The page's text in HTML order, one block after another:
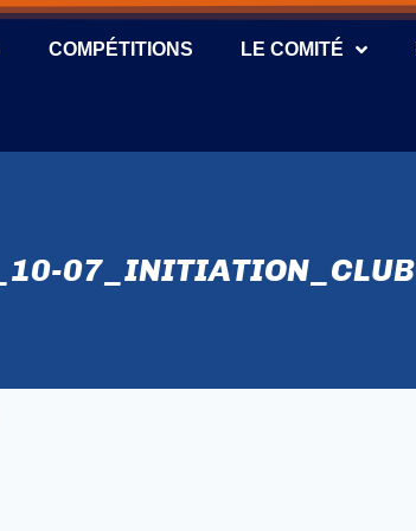
COMPÉTITIONS LE COMITÉ
07_INITIATION_CLUB